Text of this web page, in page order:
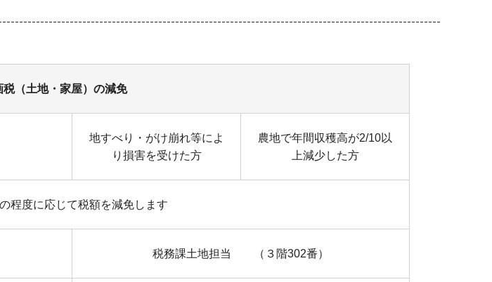
税（土地・家屋）の減免
地すべり・がけ崩れ等によ
り損害を受けた方
農地で年間収穫高が2/10以
上減少した方
程度に応じて税額を減免します
税務課土地担当 （３階302番）